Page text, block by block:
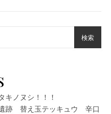
検索
ノヌシ！！！
跡 替え玉テッキュウ 辛口